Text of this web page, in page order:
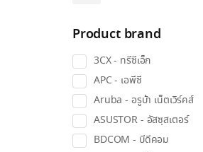
Product brand
3CX - ทรีซีเอ็ก
APC - เอพีซี
Aruba - อรูบ้า เน็ตเวิร์คส์
ASUSTOR - อัสซุสเตอร์
BDCOM - บีดีคอม